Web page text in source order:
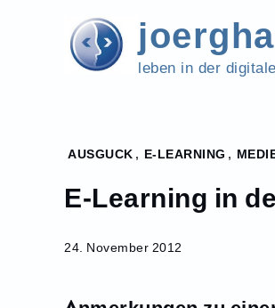
leben in der
Home
November
E-Learning
AUSGUCK , E-LEARNING ,
E-Learning in
24. November 2012